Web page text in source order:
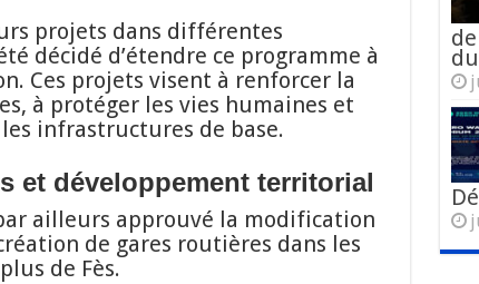
projets dans différentes
décidé d’étendre ce programme à
Ces projets visent à renforcer la
à protéger les vies humaines et
infrastructures de base.
et développement territorial
ailleurs approuvé la modification
de gares routières dans les
de Fès.